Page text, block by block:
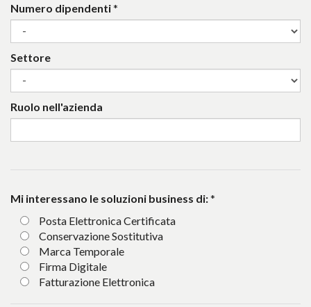
Numero dipendenti*
Settore
Ruolo nell'azienda
Mi interessano le soluzioni business di:*
Posta Elettronica Certificata
Conservazione Sostitutiva
Marca Temporale
Firma Digitale
Fatturazione Elettronica